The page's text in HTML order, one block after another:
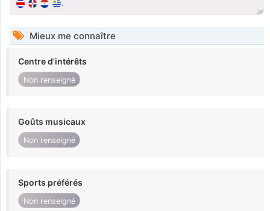
.
Mieux me connaître
Centre d'intérêts
Non renseigné
Goûts musicaux
Non renseigné
Sports préférés
Non renseigné